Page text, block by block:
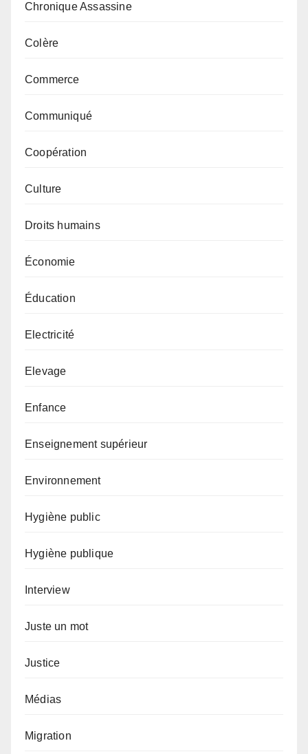
Chronique Assassine
Colère
Commerce
Communiqué
Coopération
Culture
Droits humains
Économie
Éducation
Electricité
Elevage
Enfance
Enseignement supérieur
Environnement
Hygiène public
Hygiène publique
Interview
Juste un mot
Justice
Médias
Migration